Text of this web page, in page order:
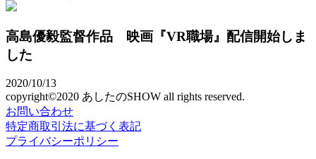
高島優毅監督作品 映画『VR職場』配信開始しま
した
2020/10/13
copyright©2020 あしたのSHOW all rights reserved.
お問い合わせ
特定商取引法に基づく表記
プライバシーポリシー